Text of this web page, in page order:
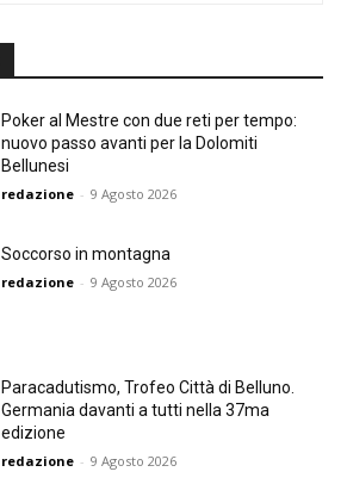
Poker al Mestre con due reti per tempo:
nuovo passo avanti per la Dolomiti
Bellunesi
redazione - 9 Agosto 2026
Soccorso in montagna
redazione - 9 Agosto 2026
Paracadutismo, Trofeo Città di Belluno.
Germania davanti a tutti nella 37ma
edizione
redazione - 9 Agosto 2026